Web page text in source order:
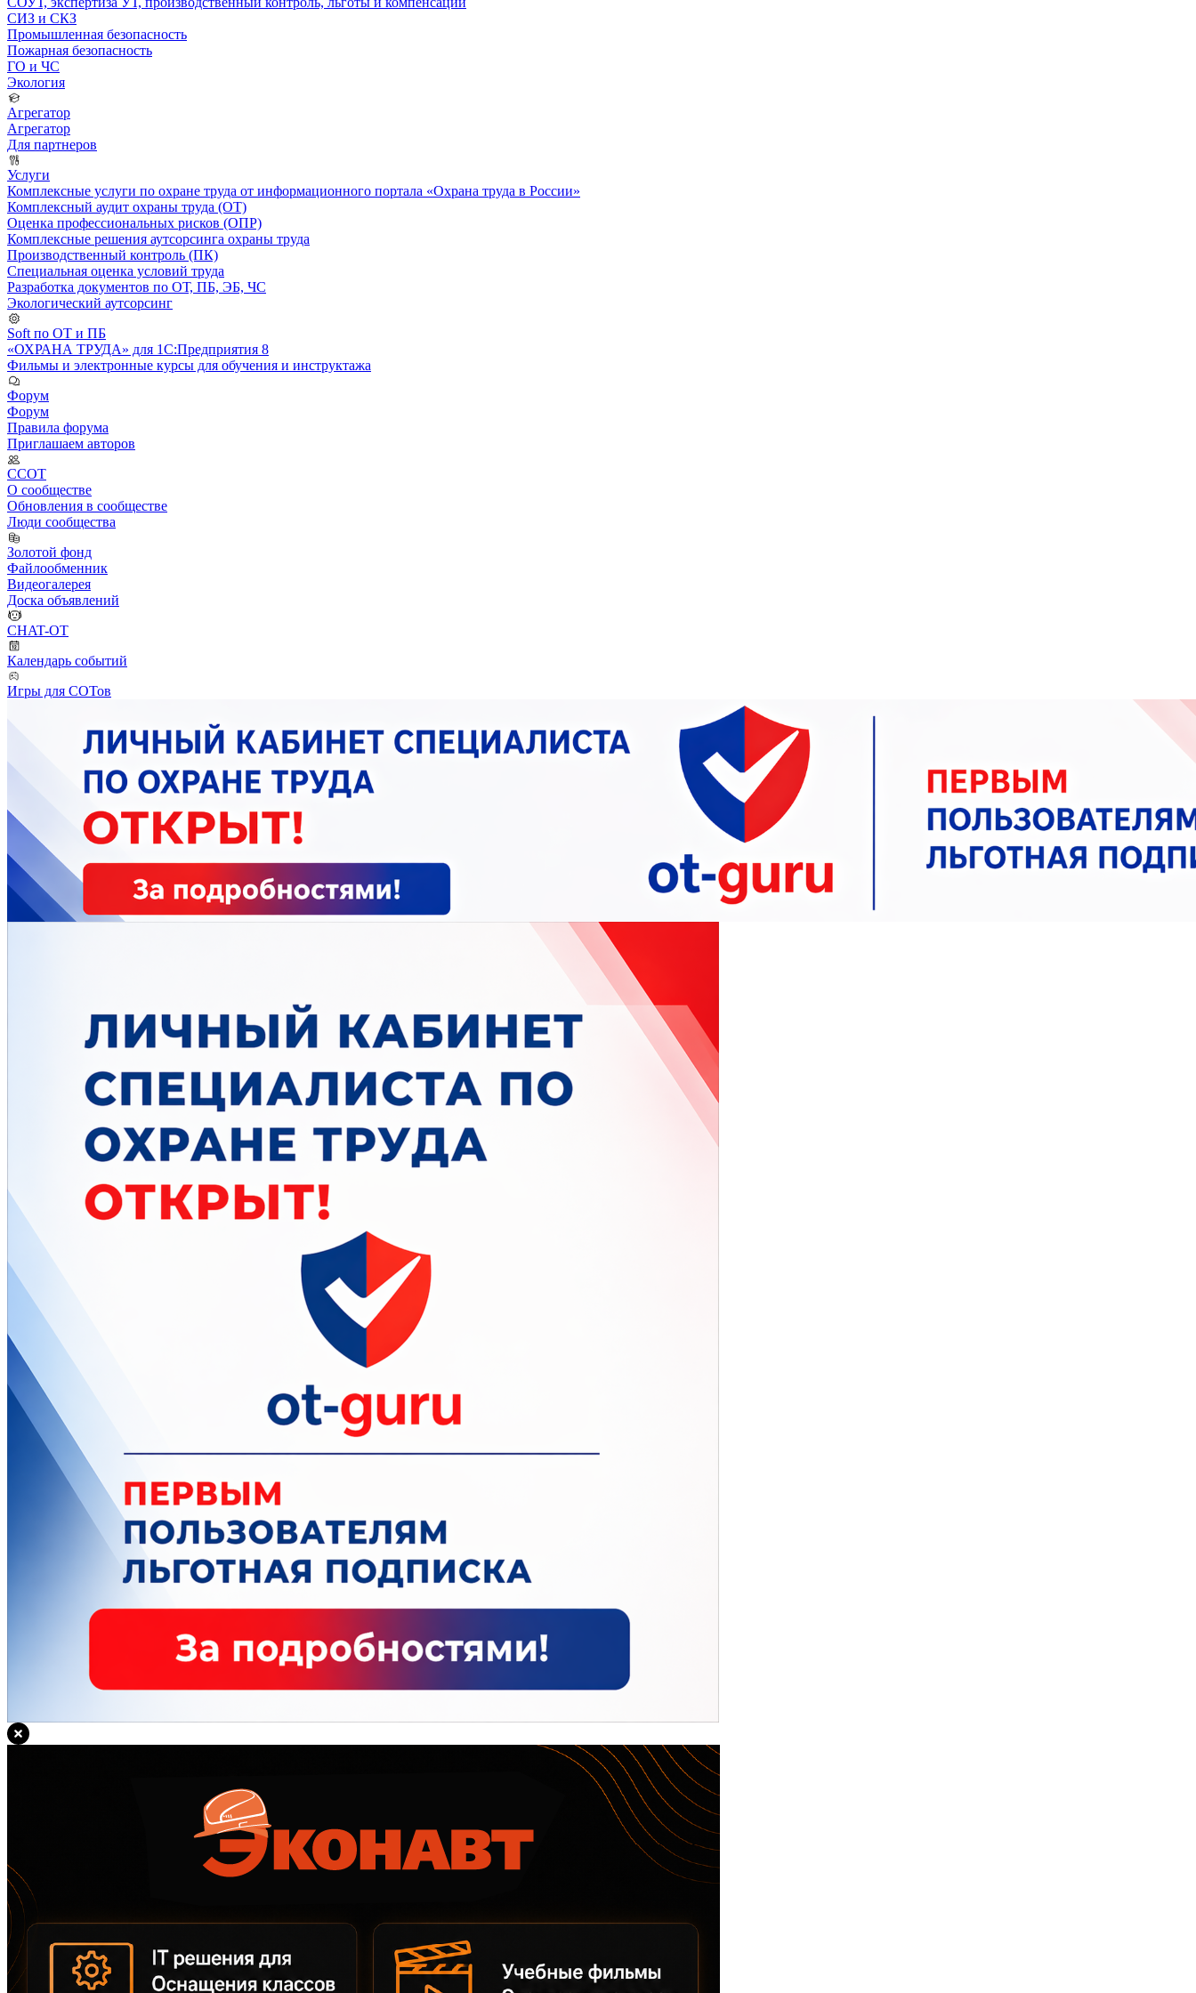
СИЗ и СКЗ
Промышленная безопасность
Пожарная безопасность
ГО и ЧС
Экология
Агрегатор
Агрегатор
Для партнеров
Услуги
Комплексные услуги по охране труда от информационного портала «Охрана труда в России»
Комплексный аудит охраны труда (ОТ)
Оценка профессиональных рисков (ОПР)
Комплексные решения аутсорсинга охраны труда
Производственный контроль (ПК)
Специальная оценка условий труда
Разработка документов по ОТ, ПБ, ЭБ, ЧС
Экологический аутсорсинг
Soft по ОТ и ПБ
«ОХРАНА ТРУДА» для 1С:Предприятия 8
Фильмы и электронные курсы для обучения и инструктажа
Форум
Форум
Правила форума
Приглашаем авторов
ССОТ
О сообществе
Обновления в сообществе
Люди сообщества
Золотой фонд
Файлообменник
Видеогалерея
Доска объявлений
CHAT-OT
Календарь событий
Игры для СОТов